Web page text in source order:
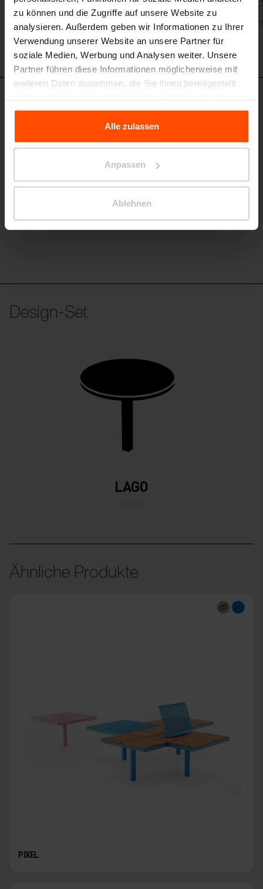
zu können und die Zugriffe auf unsere Website zu
analysieren. Außerdem geben wir Informationen zu Ihrer
Verwendung unserer Website an unsere Partner für
soziale Medien, Werbung und Analysen weiter. Unsere
Partner führen diese Informationen möglicherweise mit
weiteren Daten zusammen, die Sie ihnen bereitgestellt
gesammelt haben.
Für weitere Informationen besuchen Sie bitte Principles
Alle zulassen
Anpassen
Ablehnen
Hocker
Stahlkonstruktion, Sitzfläche mit Holzbrettern
Design-Set
LAGO
Ähnliche Produkte
PIXEL